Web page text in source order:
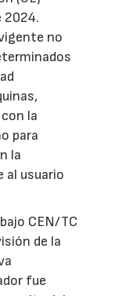
2024.
no
la
para
la
al usuario
CEN/TC
de la
fue